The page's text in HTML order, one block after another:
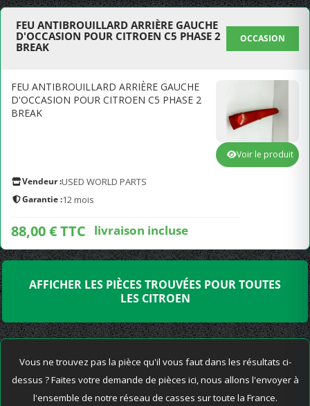
FEU ANTIBROUILLARD ARRIÈRE GAUCHE
D'OCCASION POUR CITROEN C5 PHASE 2
BREAK
OCCASION
FEU ANTIBROUILLARD ARRIÈRE GAUCHE
D'OCCASION POUR CITROEN C5 PHASE 2
BREAK
Vendeur :USED WORLD PARTS
Garantie :12 mois
88,00 € TTC livraison incluse
Voir le produit
AFFICHER LES PIÈCES TROUVÉES POUR TOUTES
LES CITROEN
Vous ne trouvez pas la pièce qu'il vous faut dans les résultats ci-
dessus ? Faites votre demande de pièces ici, nous allons l'envoyer à
l'ensemble de notre réseau de casses sur toute la France.